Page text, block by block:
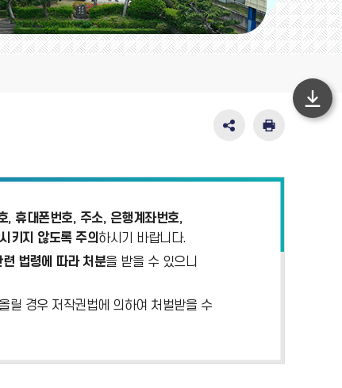
SNS
영
인
, 휴대폰번호, 주소, 은행계좌번호,
키지 않도록 주의 하시기 바랍니다.
법령에 따라 처분을 받을 수 있으니
릴 경우 저작권법에 의하여 처벌받을 수
하